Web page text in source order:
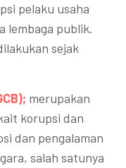
pelaku usaha
lembaga publik.
sejak
merupakan
korupsi dan
dan pengalaman
salah satunya